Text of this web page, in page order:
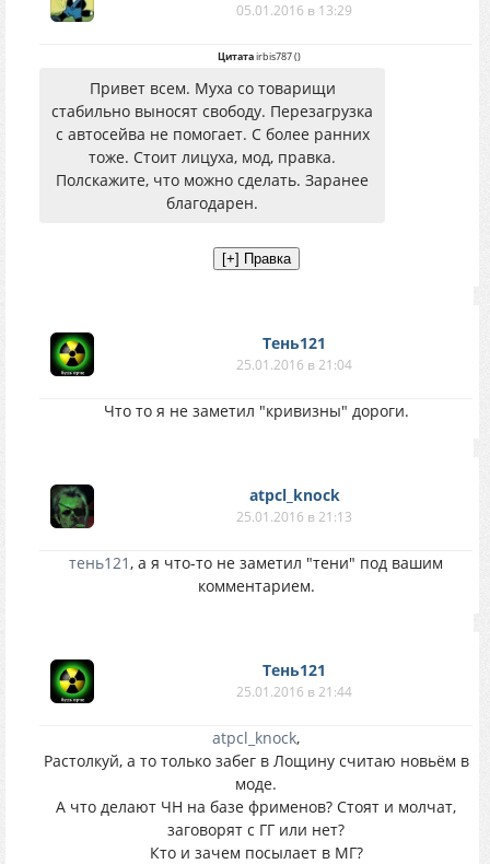
05.01.2016 в 13:29
Цитатаirbis787()
Привет всем. Муха со товарищи
стабильно выносят свободу. Перезагрузка
с автосейва не помогает. С более ранних
тоже. Стоит лицуха, мод, правка.
Полскажите, что можно сделать. Заранее
благодарен.
Тень121
25.01.2016 в 21:04
Что то я не заметил "кривизны" дороги.
atpcl_knock
25.01.2016 в 21:13
тень121, а я что-то не заметил "тени" под вашим
комментарием.
Тень121
25.01.2016 в 21:44
atpcl_knock,
Растолкуй, а то только забег в Лощину считаю новьём в
моде.
А что делают ЧН на базе фрименов? Стоят и молчат,
заговорят с ГГ или нет?
Кто и зачем посылает в МГ?